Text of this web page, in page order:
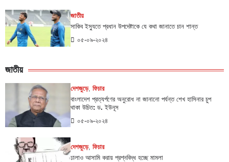
জাতীয়
সাকিব ইস্যুতে প্রধান উপদেষ্টাকে যে কথা জানাতে চান শান্ত
০৫-০৯-২০২৪
জাতীয়
দেশজুড়ে,ফিচার
বাংলাদেশ প্রত্যর্পণের অনুরোধ না জানানো পর্যন্ত শেখ হাসিনার চুপ
থাকা উচিত: ড. ইউনূস
০৫-০৯-২০২৪
দেশজুড়ে,ফিচার
ঢালাও আসামি করায় প্রশ্নবিদ্ধ হচ্ছে মামলা